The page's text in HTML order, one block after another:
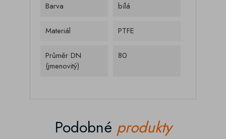
Barva
bílá
Materiál PTFE
Průměr DN
(jmenovitý)
80
Podobné produkty